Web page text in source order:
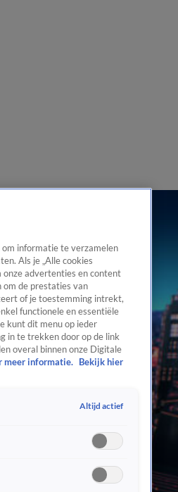
informatie te verzamelen
Als je „Alle cookies
onze advertenties en content
om de prestaties van
of je toestemming intrekt,
functionele en essentiële
kunt dit menu op ieder
in te trekken door op de link
overal binnen onze Digitale
meer informatie.
Bekijk hier
Altijd actief